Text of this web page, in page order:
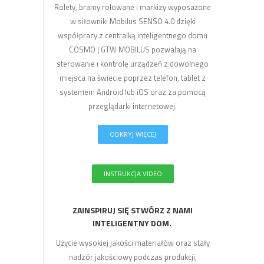
Rolety, bramy rolowane i markizy wyposażone
w siłowniki Mobilus SENSO 4.0 dzięki
współpracy z centralką inteligentnego domu
COSMO | GTW MOBILUS pozwalają na
sterowanie i kontrolę urządzeń z dowolnego
miejsca na świecie poprzez telefon, tablet z
systemem Android lub iOS oraz za pomocą
przeglądarki internetowej.
ODKRYJ WIĘCEJ
INSTRUKCJA VIDEO
ZAINSPIRUJ SIĘ STWÓRZ Z NAMI
INTELIGENTNY DOM.
Użycie wysokiej jakości materiałów oraz stały
nadzór jakościowy podczas produkcji,